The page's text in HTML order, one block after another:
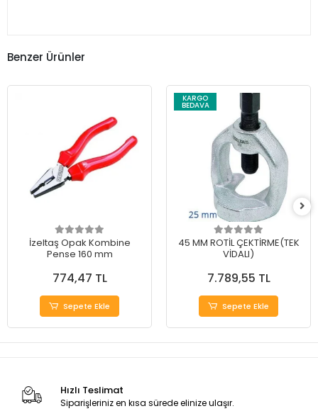
Benzer Ürünler
İzeltaş Opak Kombine
Pense 160 mm
774,47 TL
Sepete Ekle
KARGO
BEDAVA
45 MM ROTİL ÇEKTİRME(TEK
VİDALI)
7.789,55 TL
Sepete Ekle
Hızlı Teslimat
Siparişleriniz en kısa sürede elinize ulaşır.